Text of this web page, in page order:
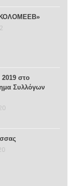
στο
Συλλόγων